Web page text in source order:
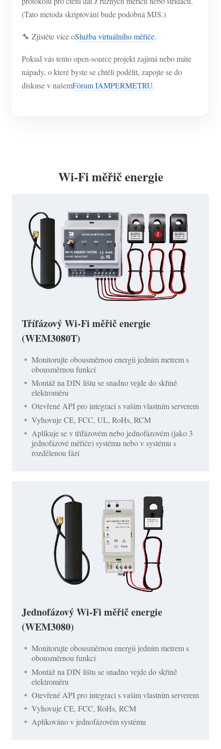
(Tato metoda skriptování bude podobná MJS.)
🔧 Zjistěte více oSlužba virtuálního měřiče.
Pokud vás tento open-source projekt zajímá nebo máte
nápady, o které byste se chtěli podělit, zapojte se do
diskuse v našemFórum IAMPERMETRU.
Wi-Fi měřič energie
Třífázový Wi-Fi měřič energie
(WEM3080T)
Monitorujte obousměrnou energii jedním metrem s
obousměrnou funkcí
Montáž na DIN lištu se snadno vejde do skříně
elektroměru
Otevřené API pro integraci s vaším vlastním serverem
Vyhovuje CE, FCC, UL, RoHs, RCM
Aplikuje se v třífázovém nebo jednofázovém (jako 3
jednofázové měřiče) systému nebo v systému s
rozdělenou fází
Jednofázový Wi-Fi měřič energie
(WEM3080)
Monitorujte obousměrnou energii jedním metrem s
obousměrnou funkcí
Montáž na DIN lištu se snadno vejde do skříně
elektroměru
Otevřené API pro integraci s vaším vlastním serverem
Vyhovuje CE, FCC, RoHs, RCM
Aplikováno v jednofázovém systému